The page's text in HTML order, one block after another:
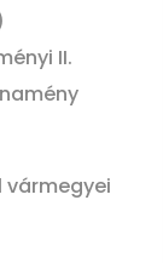
II.
vármegyei